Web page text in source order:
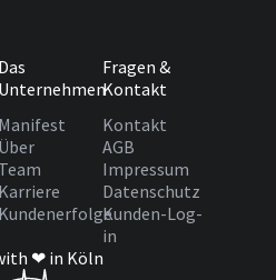
Das
Unternehmen
Manifest
Über
Team
Karriere
Kundenerfolge
Fragen &
Kontakt
Kontakt
AGB
Impressum
Datenschutz
Kunden-Log-
in
❤ in Köln